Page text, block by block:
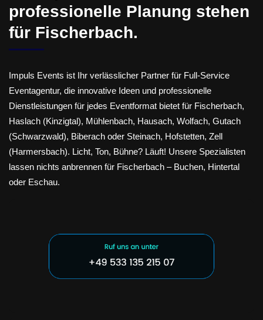
professionelle Planung stehen
für Fischerbach.
Impuls Events ist Ihr verlässlicher Partner für Full-Service
Eventagentur, die innovative Ideen und professionelle
Dienstleistungen für jedes Eventformat bietet für Fischerbach,
Haslach (Kinzigtal), Mühlenbach, Hausach, Wolfach, Gutach
(Schwarzwald), Biberach oder Steinach, Hofstetten, Zell
(Harmersbach). Licht, Ton, Bühne? Läuft! Unsere Spezialisten
lassen nichts anbrennen für Fischerbach – Buchen, Hintertal
oder Eschau.